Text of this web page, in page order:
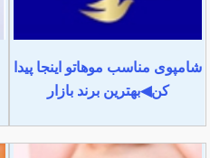
شامپوی مناسب موهاتو اینجا پیدا
کن◀بهترین برند بازار